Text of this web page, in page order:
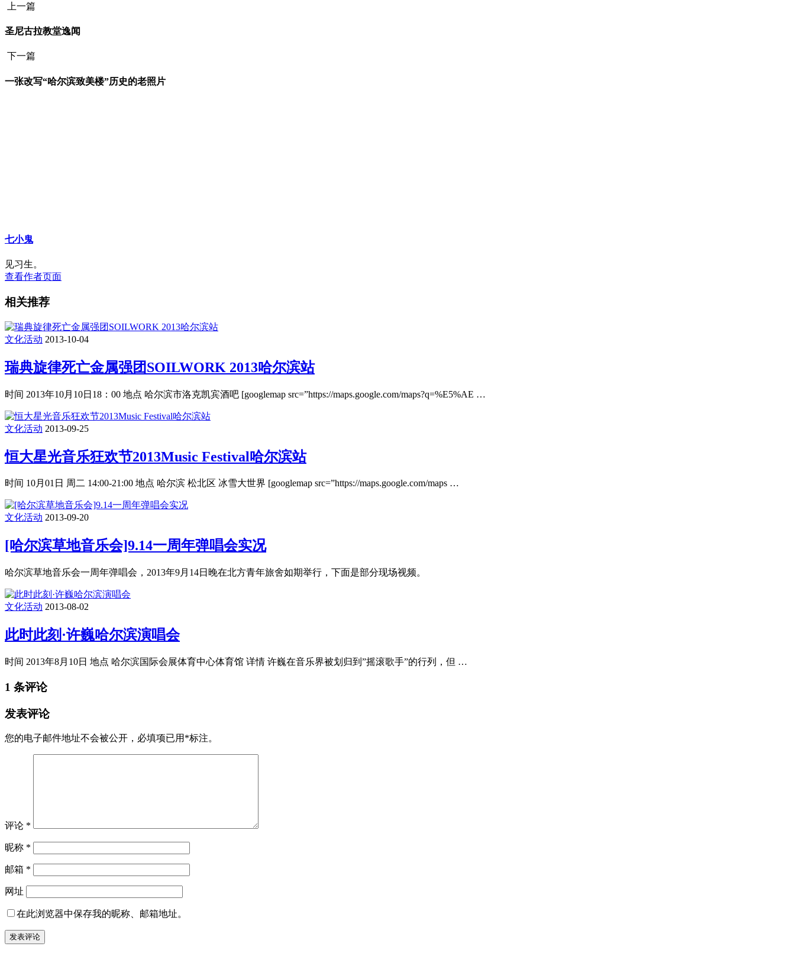
上一篇
圣尼古拉教堂逸闻
下一篇
一张改写“哈尔滨致美楼”历史的老照片
七小鬼
见习生。
查看作者页面
相关推荐
文化活动 2013-10-04
瑞典旋律死亡金属强团SOILWORK 2013哈尔滨站
时间 2013年10月10日18：00 地点 哈尔滨市洛克凯宾酒吧 [googlemap src=”https://maps.google.com/maps?q=%E5%AE …
文化活动 2013-09-25
恒大星光音乐狂欢节2013Music Festival哈尔滨站
时间 10月01日 周二 14:00-21:00 地点 哈尔滨 松北区 冰雪大世界 [googlemap src=”https://maps.google.com/maps …
文化活动 2013-09-20
[哈尔滨草地音乐会]9.14一周年弹唱会实况
哈尔滨草地音乐会一周年弹唱会，2013年9月14日晚在北方青年旅舍如期举行，下面是部分现场视频。
文化活动 2013-08-02
此时此刻·许巍哈尔滨演唱会
时间 2013年8月10日 地点 哈尔滨国际会展体育中心体育馆 详情 许巍在音乐界被划归到”摇滚歌手”的行列，但 …
1 条评论
发表评论
您的电子邮件地址不会被公开， 必填项已用 *标注。
评论 *
昵称 *
邮箱 *
网址
在此浏览器中保存我的昵称、邮箱地址。